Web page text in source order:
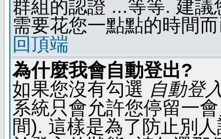
群組的認證 ...等等. 建
需要花您一點點的時間
回頂端
為什麼我會自動登出?
如果您沒有勾選 自動登
系統只會允許您停留一
間). 這樣是為了防止別